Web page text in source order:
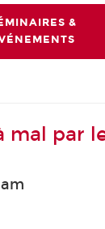
&
mal par